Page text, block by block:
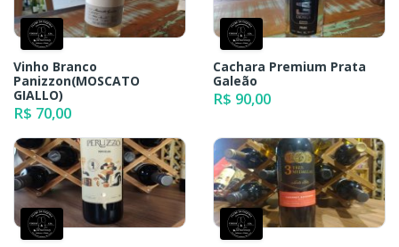
Vinho Branco
Panizzon(MOSCATO
GIALLO)
R$ 70,00
Cachara Premium Prata
Galeão
R$ 90,00